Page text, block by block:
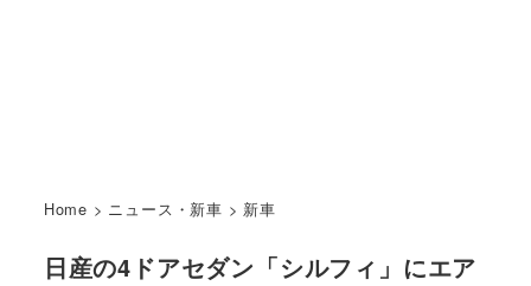
Home > ニュース・新車 > 新車
日産の4ドアセダン「シルフィ」にエア